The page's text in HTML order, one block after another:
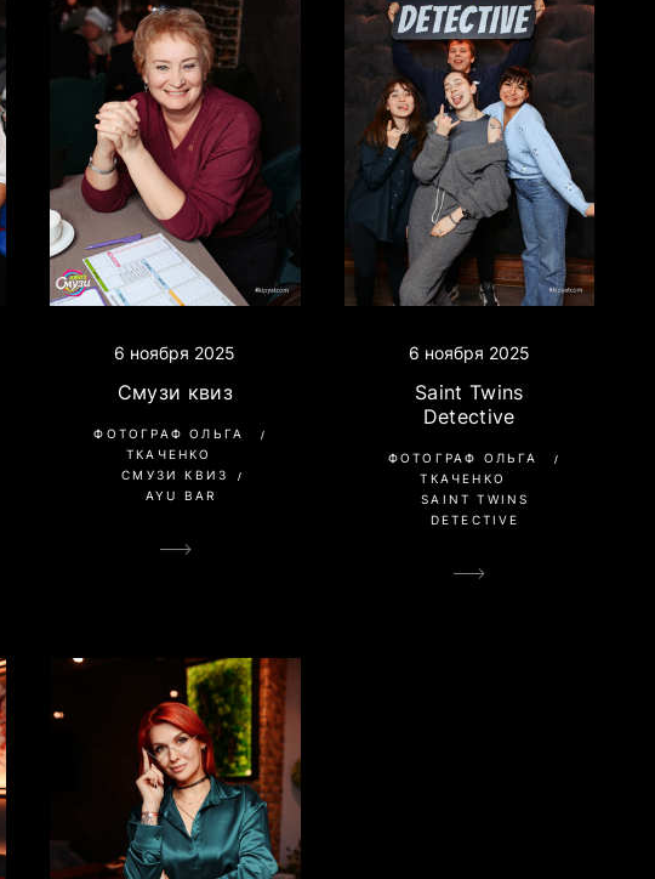
6 ноября 2025
Смузи квиз
ФОТОГРАФ ОЛЬГА
ТКАЧЕНКО
СМУЗИ КВИЗ
AYU BAR
6 ноября 2025
Saint Twins
Detective
ФОТОГРАФ ОЛЬГА
ТКАЧЕНКО
SAINT TWINS
DETECTIVE